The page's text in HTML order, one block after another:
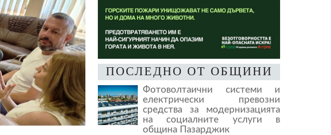
ПОСЛЕДНО ОТ ОБЩИНИ
Фотоволтаични системи и
електрически превозни
средства за модернизацията
на социалните услуги в
община Пазарджик